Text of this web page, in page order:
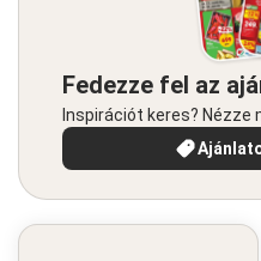
Fedezze fel az
Inspirációt keres? Nézze